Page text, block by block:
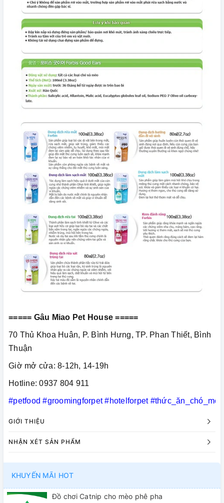
===== Gâu Miao Pet House =====
70 Thủ Khoa Huân, P. Bình Hưng, TP. Phan Thiết, Bình
Thuận
Giờ mở cửa: 8-12h, 14-19h
Hotline: 0937 804 911
#petfood #groomingforpet #hotelforpet #thức_ăn_chó_mèo
GIỚI THIỆU
NHẬN XÉT SẢN PHẨM
KHUYẾN MÃI HOT
Đồ chơi Catnip cho mèo phê pha